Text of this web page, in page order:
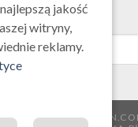
jakość
witryny,
reklamy.